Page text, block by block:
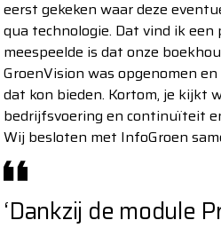
eerst gekeken waar deze
qua technologie. Dat vind ik
meespeelde is dat onze
GroenVision was opgenomen
dat kon bieden. Kortom, je kijkt
bedrijfsvoering en continuïteit
Wij besloten met InfoGroen
‘Dankzij de module